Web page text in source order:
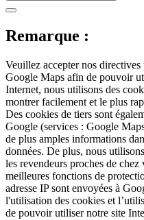
Remarque :
Veuillez accepter nos
Google Maps afin de pouvoir
Internet, nous utilisons des
montrer facilement et le plus
Des cookies de tiers sont
Google (services : Google
de plus amples informations
données. De plus, nous
les revendeurs proches de
meilleures fonctions de
adresse IP sont envoyées à
l'utilisation des cookies et
de pouvoir utiliser notre site